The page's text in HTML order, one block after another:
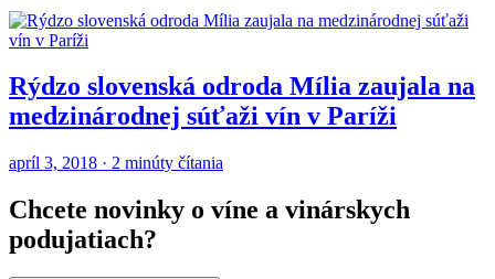
Rýdzo slovenská odroda Mília zaujala na
medzinárodnej súťaži vín v Paríži
apríl 3, 2018 · 2 minúty čítania
Chcete novinky o víne a vinárskych
podujatiach?